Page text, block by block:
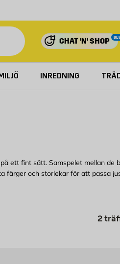
CHAT 'N' SHOP
INREDNING
ett fint sätt. Samspelet mellan de
färger och storlekar för att passa
hem. Hos oss på Byggmax kan du
2